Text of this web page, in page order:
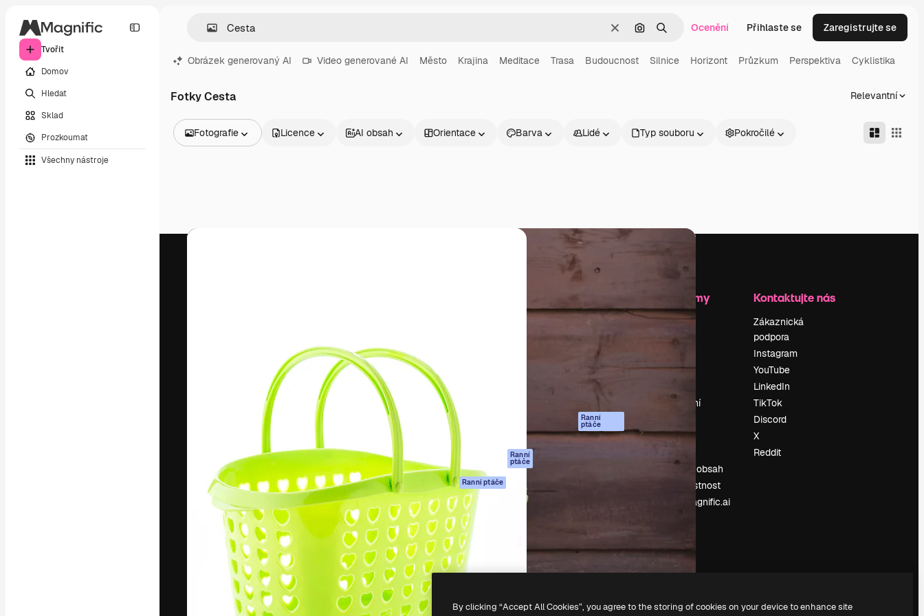
Tvořit
Domov
Hledat
Sklad
Prozkoumat
Všechny nástroje
ZrušitHledat podle obrázku
HledatOcenění Přihlaste se Zaregistrujte se
Obrázek generovaný AI Video generované AI Město Krajina Meditace Trasa Budoucnost Silnice Horizont Průzkum Perspektiva Cyklistika
Fotky Cesta Relevantní
Fotografie
Videa
Licence AI obsah Orientace Barva Lidé Typ souboru Pokročilé
kreativci, podniky, agenturami a studii.
Čeština
obrázků
AI generátor videa
AI hlasový
generátor
Stock obsah
MCP pro
Claude/ChatGPT
Ranní
ptáče
Agenti Ranní ptáče
API
Mobilní aplikace
Všechny nástroje
Magnific
Začněte
Dokumentace
Zásady ochrany
Ranní
ptáče
Zásady používání
Partneři
Zdroje firmy
Ocenění
O nás
Kariéra
vyhledávání
Události
Prodávejte obsah
Tisková místnost
Hledáte magnific.ai
Kontaktujte nás
Zákaznická
podpora
Instagram
YouTube
LinkedIn
TikTok
Discord
X
Reddit
Copyright © 2010- Freepik Company S.L.U. Všechna práva vyhrazena
By clicking “Accept All Cookies”, you agree to the storing of cookies on your device to enhance site